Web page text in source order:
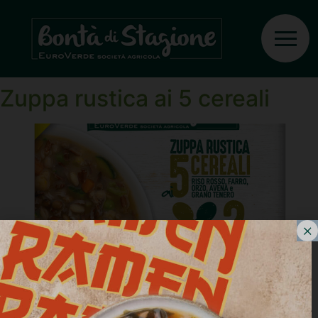
Ingrediente: Ceci
reidratati
Zuppa rustica ai 5 cereali